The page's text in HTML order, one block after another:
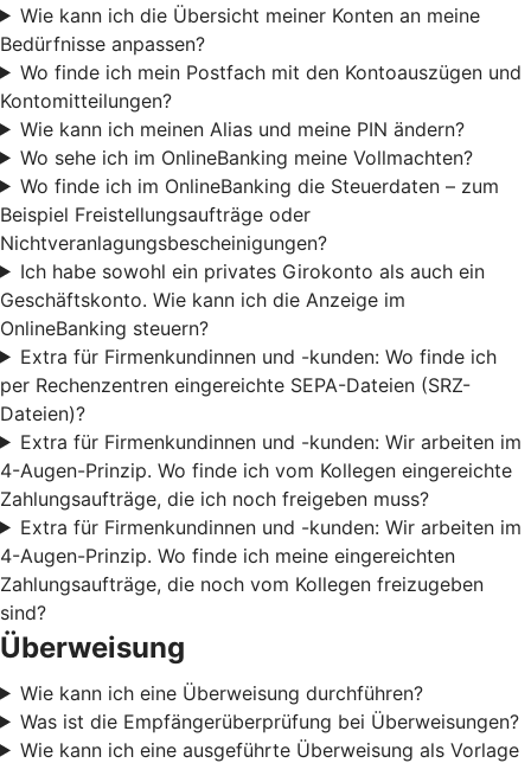
Wie kann ich die Übersicht meiner Konten an meine
Bedürfnisse anpassen?
Wo finde ich mein Postfach mit den Kontoauszügen und
Kontomitteilungen?
Wie kann ich meinen Alias und meine PIN ändern?
Wo sehe ich im OnlineBanking meine Vollmachten?
Wo finde ich im OnlineBanking die Steuerdaten – zum
Beispiel Freistellungsaufträge oder
Nichtveranlagungsbescheinigungen?
Ich habe sowohl ein privates Girokonto als auch ein
Geschäftskonto. Wie kann ich die Anzeige im
OnlineBanking steuern?
Extra für Firmenkundinnen und -kunden: Wo finde ich
per Rechenzentren eingereichte SEPA-Dateien (SRZ-
Dateien)?
Extra für Firmenkundinnen und -kunden: Wir arbeiten im
4-Augen-Prinzip. Wo finde ich vom Kollegen eingereichte
Zahlungsaufträge, die ich noch freigeben muss?
Extra für Firmenkundinnen und -kunden: Wir arbeiten im
4-Augen-Prinzip. Wo finde ich meine eingereichten
Zahlungsaufträge, die noch vom Kollegen freizugeben
sind?
Überweisung
Wie kann ich eine Überweisung durchführen?
Was ist die Empfängerüberprüfung bei Überweisungen?
Wie kann ich eine ausgeführte Überweisung als Vorlage